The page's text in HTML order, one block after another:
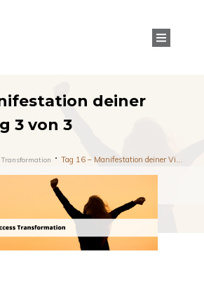
deiner
3 von 3
Tag 16 – Manifestation deiner Visionen Tag 3 von 3